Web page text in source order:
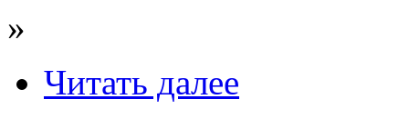
»
Читать далее